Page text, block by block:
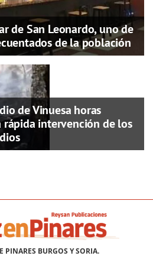
de San Leonardo, uno de
de la población
de Vinuesa horas
rápida intervención de los
PINARES BURGOS Y SORIA.